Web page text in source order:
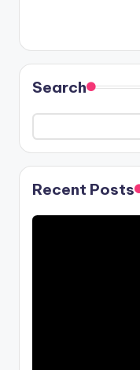
Search
Recent Posts